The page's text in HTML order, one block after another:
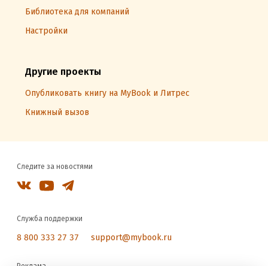
Библиотека для компаний
Настройки
Другие проекты
Опубликовать книгу на MyBook и Литрес
Книжный вызов
Следите за новостями
Служба поддержки
8 800 333 27 37 support@mybook.ru